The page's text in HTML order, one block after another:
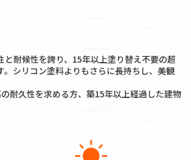
と耐候性を誇り、15年以上塗り替え不要の超
。シリコン塗料よりもさらに長持ちし、美観
耐久性を求める方、築15年以上経過した建物